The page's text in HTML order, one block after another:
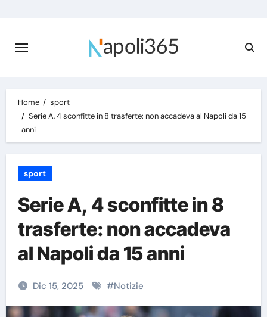
content
Home
sport
Serie A, 4 sconfitte in 8 trasferte: non accadeva al Napoli da 15
anni
sport
Serie A, 4 sconfitte in 8
trasferte: non accadeva
al Napoli da 15 anni
Dic 15, 2025 #Notizie